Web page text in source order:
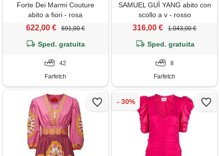
Forte Dei Marmi Couture
abito a fiori - rosa
622,00 € 691,00 €
Sped. gratuita
42
Farfetch
SAMUEL GUÌ YANG abito con
scollo a v - rosso
316,00 € 1.043,00 €
Sped. gratuita
8
Farfetch